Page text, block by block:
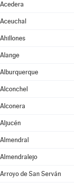
Acedera
Aceuchal
Ahillones
Alange
Alburquerque
Alconchel
Alconera
Aljucén
Almendral
Almendralejo
Arroyo de San Serván